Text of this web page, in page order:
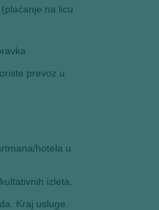
na licu
prevoz u
hotela u
izleta.
Kraj usluge.